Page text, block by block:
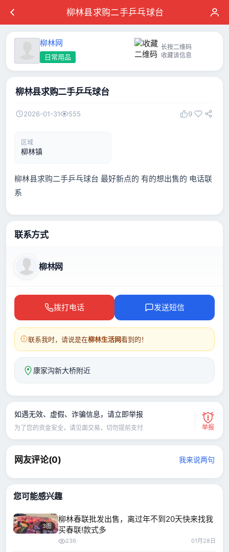
柳林县求购二手乒乓球台
柳林网
日常用品
长按二维码
收藏该信息
柳林县求购二手乒乓球台
2026-01-31 555 9
区域
柳林镇
柳林县求购二手乒乓球台 最好新点的 有的想出售的 电话联
系
联系方式
柳林网
拨打电话 发送短信
联系我时，请说是在柳林生活网看到的！
康家沟新大桥附近
如遇无效、虚假、诈骗信息，请立即举报
为了您的资金安全，请见面交易，切勿提前支付 举报
网友评论(0) 我来说两句
您可能感兴趣
3图
柳林春联批发出售，离过年不到20天快来找我
买春联!款式多
236 01月28日